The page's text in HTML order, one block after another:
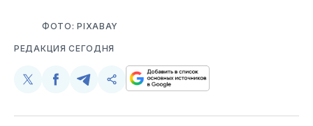
ФОТО: PIXABAY
РЕДАКЦИЯ СЕГОДНЯ
Поделиться
Twitter
Поделиться
Facebook
Поделиться
Telegram
Скопируйте
поделитесь